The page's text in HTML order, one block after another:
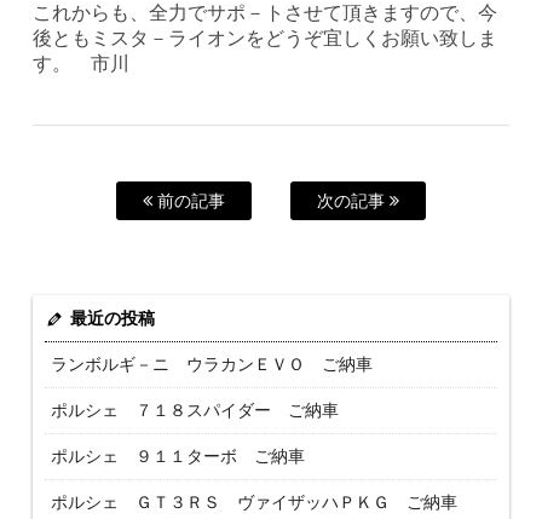
これからも、全力でサポ－トさせて頂きますので、今
後ともミスタ－ライオンをどうぞ宜しくお願い致しま
す。 市川
前の記事 次の記事
最近の投稿
ランボルギ－ニ ウラカンＥＶＯ ご納車
ポルシェ ７１８スパイダー ご納車
ポルシェ ９１１ターボ ご納車
ポルシェ ＧＴ３ＲＳ ヴァイザッハＰＫＧ ご納車